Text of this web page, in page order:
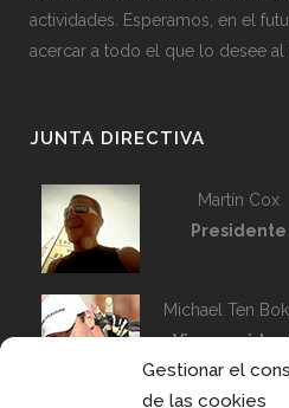
Gestionar el
de las cookies
actividades. Esperamos, en el
acercar a todo el que lo desee
JUNTA DIRECTIVA
Martín Cox
Presidente
Michael Ten
Capitán de